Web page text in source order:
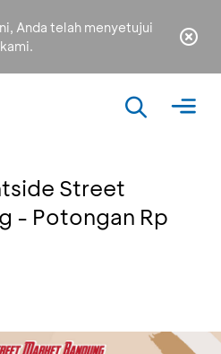
Anda telah menyetujui
Street
- Potongan Rp